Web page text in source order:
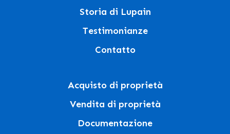
Storia di Lupain
Testimonianze
Contatto
Acquisto di proprietà
Vendita di proprietà
Documentazione